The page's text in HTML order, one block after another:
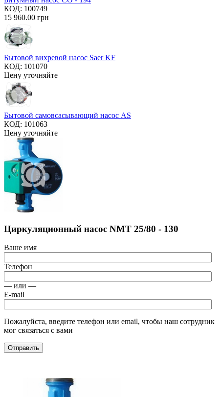
КОД: 100749
15 960.00 грн
Бытовой вихревой насос Saer KF
КОД: 101070
Цену уточняйте
Бытовой самовсасывающий насос AS
КОД: 101063
Цену уточняйте
Циркуляционный насос NMT 25/80 - 130
Ваше имя
Телефон
— или —
E-mail
Пожалуйста, введите телефон или email, чтобы наш сотрудник
мог связаться с вами
Отправить